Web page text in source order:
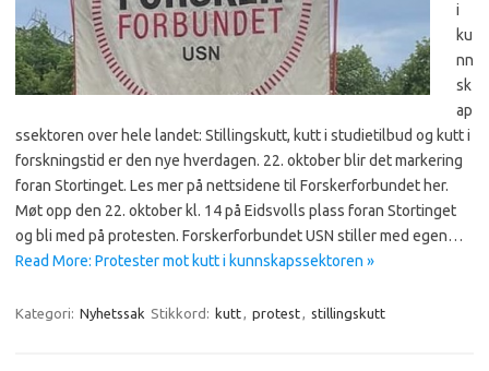
i
ku
nn
sk
ap
ssektoren over hele landet: Stillingskutt, kutt i studietilbud og kutt i
forskningstid er den nye hverdagen. 22. oktober blir det markering
foran Stortinget. Les mer på nettsidene til Forskerforbundet her.
Møt opp den 22. oktober kl. 14 på Eidsvolls plass foran Stortinget
og bli med på protesten. Forskerforbundet USN stiller med egen…
Read More: Protester mot kutt i kunnskapssektoren »
Kategori: Nyhetssak Stikkord: kutt, protest, stillingskutt